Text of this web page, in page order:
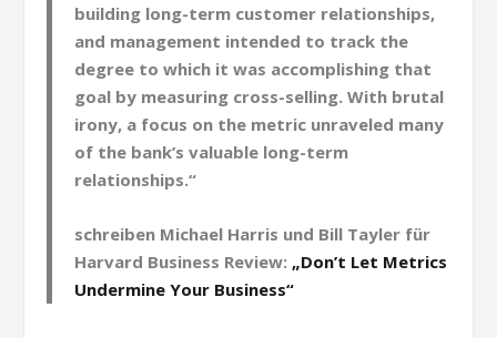
building long-term customer relationships,
and management intended to track the
degree to which it was accomplishing that
goal by measuring cross-selling. With brutal
irony, a focus on the metric unraveled many
of the bank’s valuable long-term
relationships.“
schreiben Michael Harris und Bill Tayler für
Harvard Business Review: „Don’t Let Metrics
Undermine Your Business“